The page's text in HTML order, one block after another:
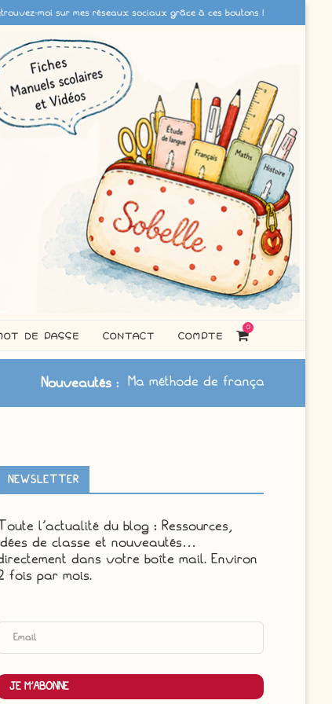
moi sur mes réseaux sociaux grâce à ces boutons !
DE PASSE CONTACT COMPTE
0
Nouveautés: Ma méthode de français à jour /
NEWSLETTER
l'actualité du blog : Ressources,
de classe et nouveautés…
dans votre boîte mail. Environ
fois par mois.
JE M'ABONNE